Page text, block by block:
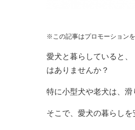
※この記事はプロモーションを
愛犬と暮らしていると
はありませんか？
特に小型犬や老犬は、滑
そこで、愛犬の暮らし